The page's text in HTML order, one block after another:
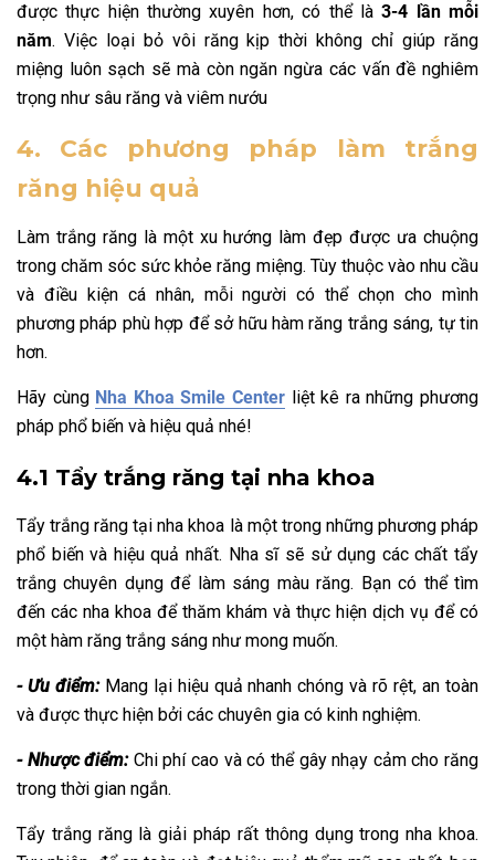
được thực hiện thường xuyên hơn, có thể là3-4 lần mỗi
năm. Việc loại bỏ vôi răng kịp thời không chỉ giúp răng
miệng luôn sạch sẽ mà còn ngăn ngừa các vấn đề nghiêm
trọng như sâu răng và viêm nướu
4. Các phương pháp làm trắng
răng hiệu quả
Làm trắng răng là một xu hướng làm đẹp được ưa chuộng
trong chăm sóc sức khỏe răng miệng. Tùy thuộc vào nhu cầu
và điều kiện cá nhân, mỗi người có thể chọn cho mình
phương pháp phù hợp để sở hữu hàm răng trắng sáng, tự tin
hơn.
Hãy cùng Nha Khoa Smile Center liệt kê ra những phương
pháp phổ biến và hiệu quả nhé!
4.1 Tẩy trắng răng tại nha khoa
Tẩy trắng răng tại nha khoa là một trong những phương pháp
phổ biến và hiệu quả nhất. Nha sĩ sẽ sử dụng các chất tẩy
trắng chuyên dụng để làm sáng màu răng. Bạn có thể tìm
đến các nha khoa để thăm khám và thực hiện dịch vụ để có
một hàm răng trắng sáng như mong muốn.
- Ưu điểm:Mang lại hiệu quả nhanh chóng và rõ rệt, an toàn
và được thực hiện bởi các chuyên gia có kinh nghiệm.
- Nhược điểm:Chi phí cao và có thể gây nhạy cảm cho răng
trong thời gian ngắn.
Tẩy trắng răng là giải pháp rất thông dụng trong nha khoa.